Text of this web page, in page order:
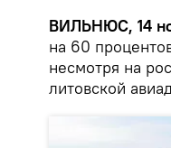
ВИЛЬНЮС, 14
на 60
несмотря на
литовской